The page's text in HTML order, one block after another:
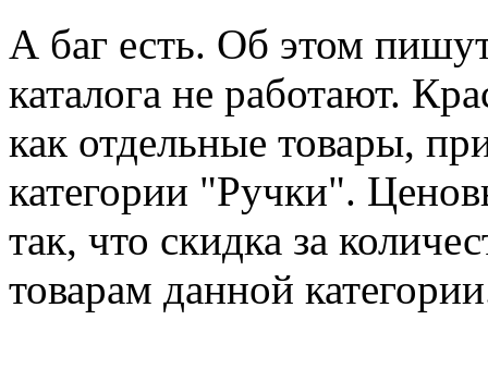
А баг есть. Об этом
каталога не работают.
как отдельные товары,
категории "Ручки".
так, что скидка за
товарам данной